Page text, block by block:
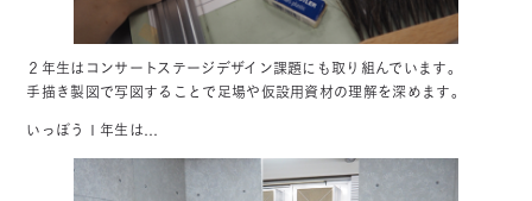
２年生はコンサートステージデザイン課題にも取り組んでいます。
手描き製図で写図することで足場や仮設用資材の理解を深めます。
いっぽう１年生は…